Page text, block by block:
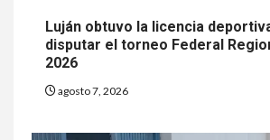
Luján obtuvo la licencia
disputar el torneo Federal
2026
agosto 7, 2026